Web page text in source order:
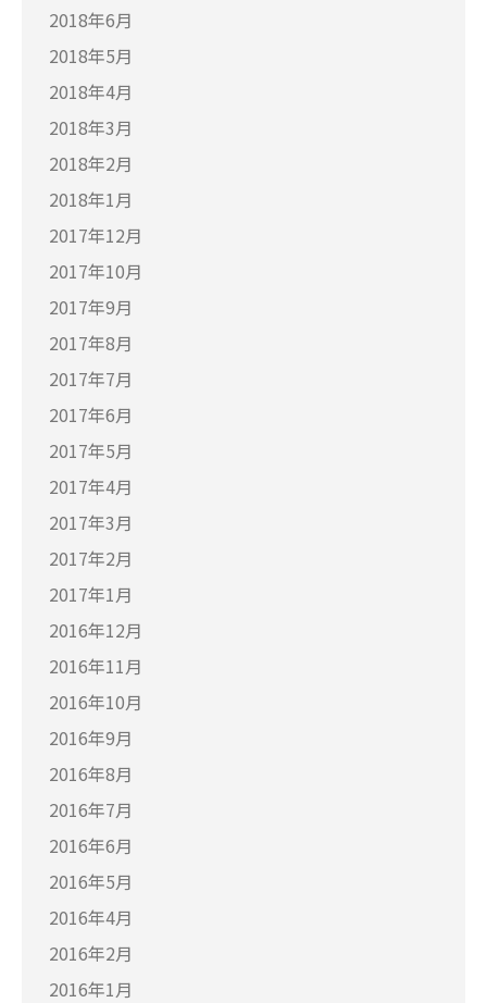
2018年6月
2018年5月
2018年4月
2018年3月
2018年2月
2018年1月
2017年12月
2017年10月
2017年9月
2017年8月
2017年7月
2017年6月
2017年5月
2017年4月
2017年3月
2017年2月
2017年1月
2016年12月
2016年11月
2016年10月
2016年9月
2016年8月
2016年7月
2016年6月
2016年5月
2016年4月
2016年2月
2016年1月